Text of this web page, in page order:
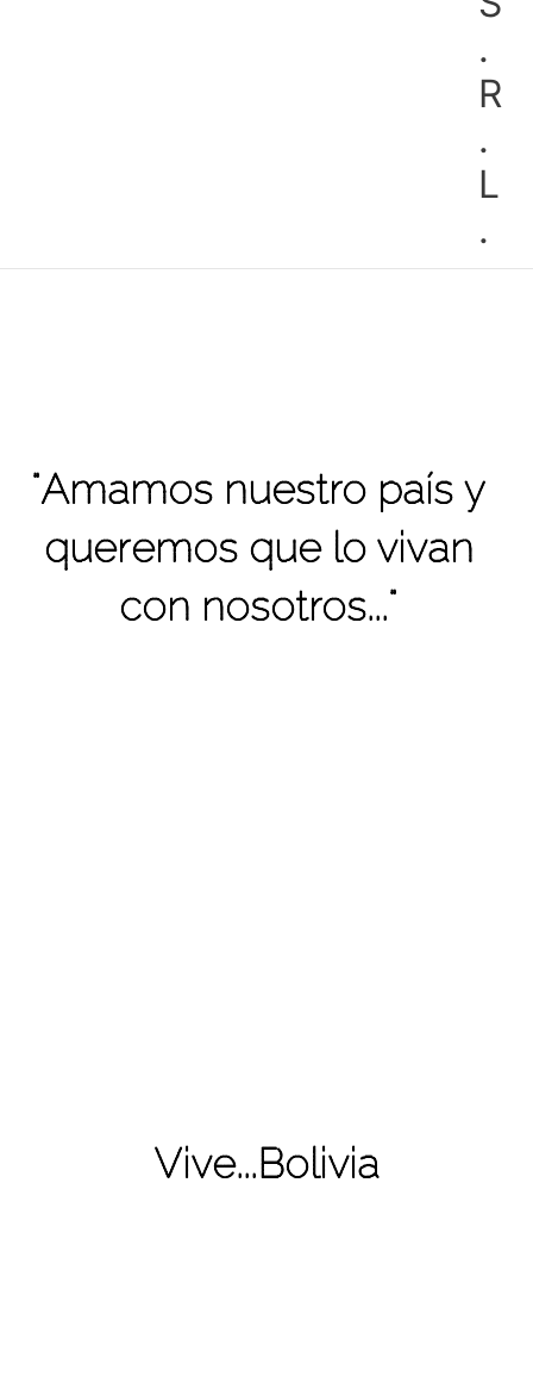
.
R
.
L
.
"Amamos nuestro país y
queremos que lo vivan
con nosotros..."
Vive...Bolivia